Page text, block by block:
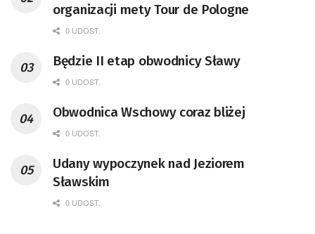
organizacji mety Tour de Pologne
0 UDOST.
Będzie II etap obwodnicy Sławy
0 UDOST.
Obwodnica Wschowy coraz bliżej
0 UDOST.
Udany wypoczynek nad Jeziorem
Sławskim
0 UDOST.